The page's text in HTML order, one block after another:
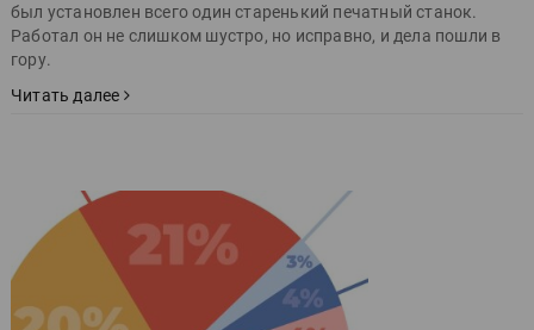
был установлен всего один старенький печатный станок.
Работал он не слишком шустро, но исправно, и дела пошли в
гору.
Читать далее